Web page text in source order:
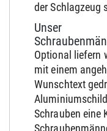
der Schlagzeug
Unser
Optional liefern
mit einem
Wunschtext
Schrauben eine